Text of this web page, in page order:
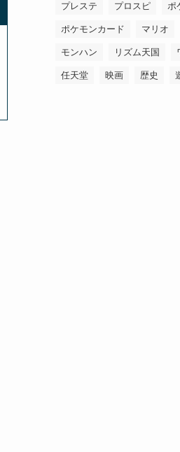
プレステ プロスピ ポ
ポケモンカード マリオ
モンハン リズム天国
任天堂 映画 歴史